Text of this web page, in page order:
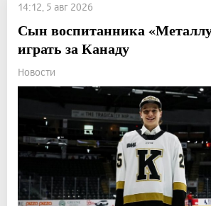
14:12, 5 авг 2026
Сын воспитанника
играть за Канаду
Новости